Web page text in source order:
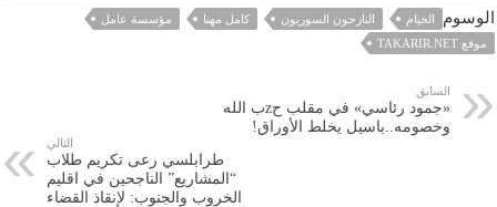
الوسوم الخيام النازحون السوريون كامل مهنا
مؤسسة عامل
موقع TAKARIR.NET
السابق
«جمود رئاسي» في مقلب حzب الله
وخصومه..باسيل يخلط الأوراق!
التالي
طرابلسي رعى تكريم طلاب
“المشاريع” الناجحين في اقليم
الخروب والجنوب: لإنقاذ القضاء